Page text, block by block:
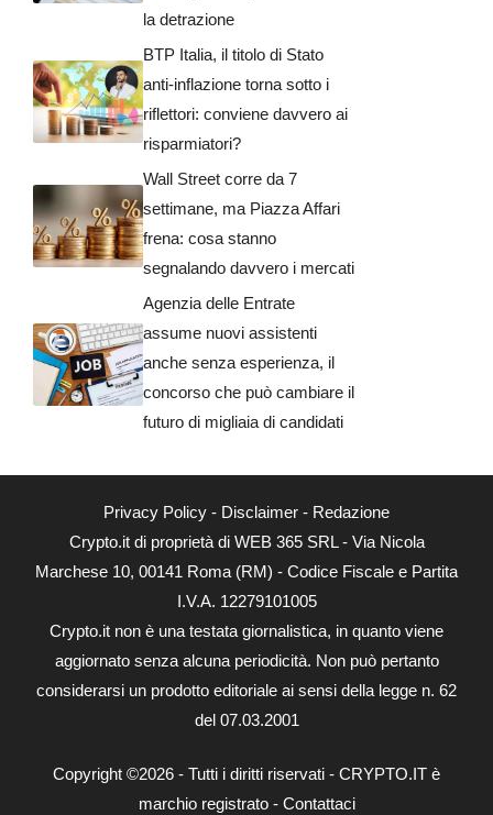
la detrazione
BTP Italia, il titolo di Stato
anti-inflazione torna sotto i
riflettori: conviene davvero ai
risparmiatori?
Wall Street corre da 7
settimane, ma Piazza Affari
frena: cosa stanno
segnalando davvero i mercati
Agenzia delle Entrate
assume nuovi assistenti
anche senza esperienza, il
concorso che può cambiare il
futuro di migliaia di candidati
Privacy Policy - Disclaimer - Redazione
Crypto.it di proprietà di WEB 365 SRL - Via Nicola
Marchese 10, 00141 Roma (RM) - Codice Fiscale e Partita
I.V.A. 12279101005
Crypto.it non è una testata giornalistica, in quanto viene
aggiornato senza alcuna periodicità. Non può pertanto
considerarsi un prodotto editoriale ai sensi della legge n. 62
del 07.03.2001
Copyright ©2026 - Tutti i diritti riservati - CRYPTO.IT è
marchio registrato - Contattaci